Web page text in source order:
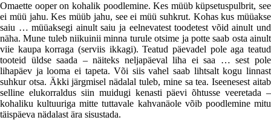
Omaette ooper on kohalik poodlemine. Kes müüb küpsetuspulbrit, see
ei müü jahu. Kes müüb jahu, see ei müü suhkrut. Kohas kus müüakse
saiu … müüaksegi ainult saiu ja eelnevatest toodetest võid ainult und
näha. Mune tuleb niikuinii minna turule otsime ja potte saab osta ainult
viie kaupa korraga (serviis ikkagi). Teatud päevadel pole aga teatud
tooteid üldse saada – näiteks neljapäeval liha ei saa … sest pole
lihapäev ja looma ei tapeta. Või siis vahel saab lihtsalt kogu linnast
suhkur otsa. Äkki järgmisel nädalal tuleb, mine sa tea. Iseenesest aitab
selline elukorraldus siin muidugi kenasti päevi õhtusse veeretada –
kohaliku kultuuriga mitte tuttavale kahvanäole võib poodlemine mitu
täispäeva nädalast ära sisustada.